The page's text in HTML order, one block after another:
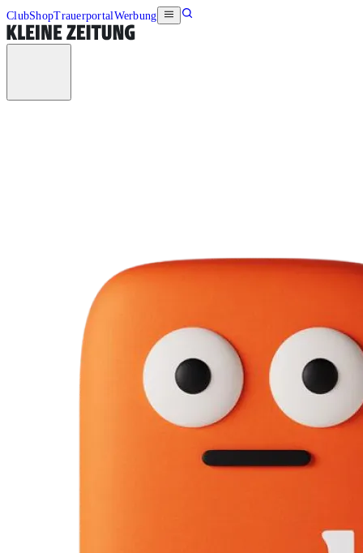
ClubShopTrauerportalWerbung